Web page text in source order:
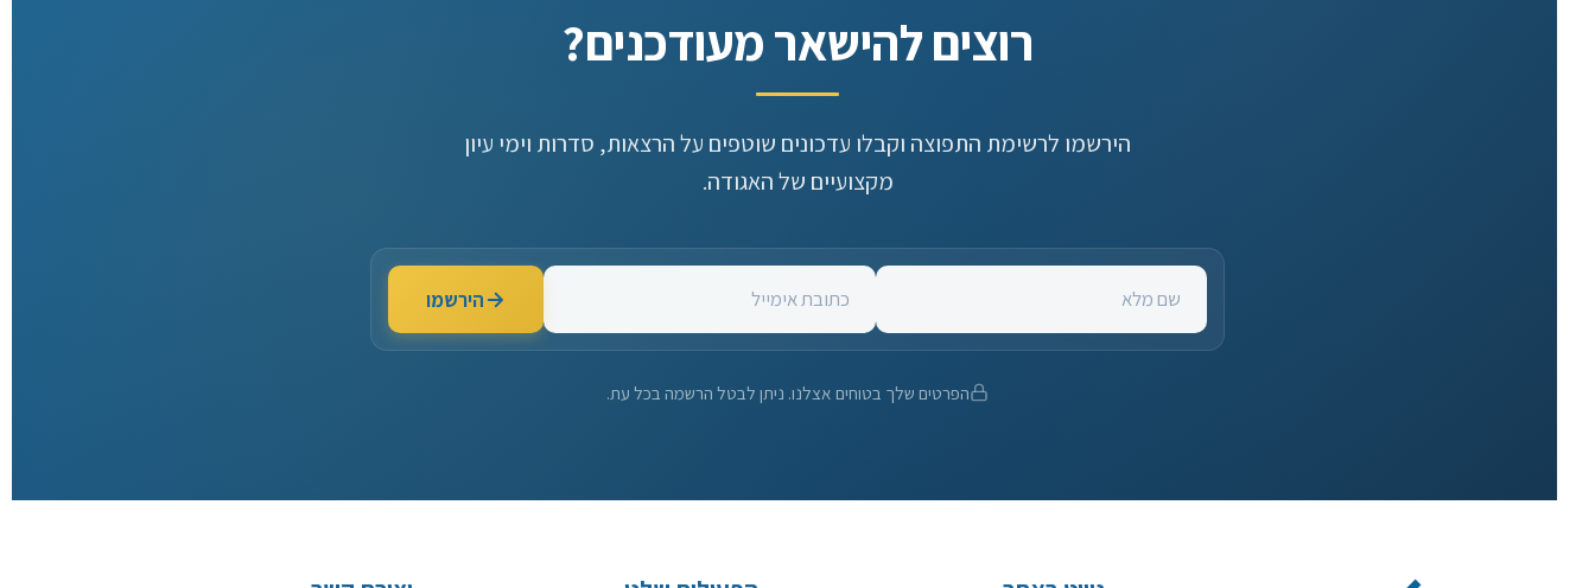
רוצים להישאר מעודכנים?
הירשמו לרשימת התפוצה וקבלו עדכונים שוטפים על הרצאות, סדרות וימי עיון
מקצועיים של האגודה.
הירשמו
הפרטים שלך בטוחים אצלנו. ניתן לבטל הרשמה בכל עת.